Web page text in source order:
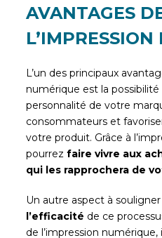
AVANTAGES
L’un des principaux
numérique est la
personnalité de votre
consommateurs et
votre produit. Grâce à
pourrezfaire vivre aux
qui les rapprochera de
Un autre aspect à
l’efficacité de ce
de l’impression